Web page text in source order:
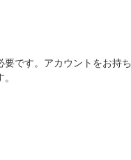
です。アカウントをお持